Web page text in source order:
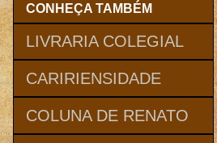
CONHEÇA TAMBÉM
LIVRARIA COLEGIAL
CARIRIENSIDADE
COLUNA DE RENATO